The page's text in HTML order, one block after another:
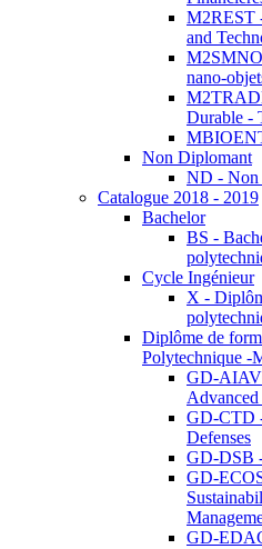
M2REST
and
M2SMNO
nano-
Durable -
Non Diplomant
ND - Non
Catalogue 2018 - 2019
Bachelor
BS -
Cycle Ingénieur
X -
Diplôme de
Polytechnique -
GD-
GD-CTD
Defenses
GD-DSB
GD-
GD-